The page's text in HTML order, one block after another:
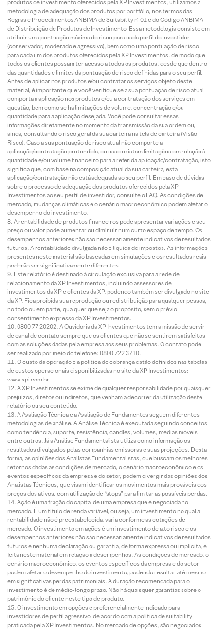
produtos de investimento oferecidos pela XP Investimentos, utilizamos a
metodologia de adequação dos produtos por portfólio, nos termos das
Regras e Procedimentos ANBIMA de Suitability nº 01 e do Código ANBIMA
de Distribuição de Produtos de Investimento. Essa metodologia consiste em
atribuir uma pontuação máxima de risco para cada perfil de investidor
(conservador, moderado e agressivo), bem como uma pontuação de risco
para cada um dos produtos oferecidos pela XP Investimentos, de modo que
todos os clientes possam ter acesso a todos os produtos, desde que dentro
das quantidades e limites da pontuação de risco definidas para o seu perfil.
Antes de aplicar nos produtos e/ou contratar os serviços objeto deste
material, é importante que você verifique se a sua pontuação de risco atual
comporta a aplicação nos produtos e/ou a contratação dos serviços em
questão, bem como se há limitações de volume, concentração e/ou
quantidade para a aplicação desejada. Você pode consultar essas
informações diretamente no momento da transmissão da sua ordem ou,
ainda, consultando o risco geral da sua carteira na tela de carteira (Visão
Risco). Caso a sua pontuação de risco atual não comporte a
aplicação/contratação pretendida, ou caso existam limitações em relação à
quantidade e/ou volume financeiro para a referida aplicação/contratação, isto
significa que, com base na composição atual da sua carteira, esta
aplicação/contratação não está adequada ao seu perfil. Em caso de dúvidas
sobre o processo de adequação dos produtos oferecidos pela XP
Investimentos ao seu perfil de investidor, consulte o FAQ. As condições de
mercado, mudanças climáticas e o cenário macroeconômico podem afetar o
desempenho do investimento.
A rentabilidade de produtos financeiros pode apresentar variações e seu
preço ou valor pode aumentar ou diminuir num curto espaço de tempo. Os
desempenhos anteriores não são necessariamente indicativos de resultados
futuros. A rentabilidade divulgada não é líquida de impostos. As informações
presentes neste material são baseadas em simulações e os resultados reais
poderão ser significativamente diferentes.
Este relatório é destinado à circulação exclusiva para a rede de
relacionamento da XP Investimentos, incluindo assessores de
investimentos da XP e clientes da XP, podendo também ser divulgado no site
da XP. Fica proibida sua reprodução ou redistribuição para qualquer pessoa,
no todo ou em parte, qualquer que seja o propósito, sem o prévio
consentimento expresso da XP Investimentos.
0800 77 20202. A Ouvidoria da XP Investimentos tem a missão de servir
de canal de contato sempre que os clientes que não se sentirem satisfeitos
com as soluções dadas pela empresa aos seus problemas. O contato pode
ser realizado por meio do telefone: 0800 722 3710.
O custo da operação e a política de cobrança estão definidos nas tabelas
de custos operacionais disponibilizadas no site da XP Investimentos:
www.xpi.com.br.
A XP Investimentos se exime de qualquer responsabilidade por quaisquer
prejuízos, diretos ou indiretos, que venham a decorrer da utilização deste
relatório ou seu conteúdo.
A Avaliação Técnica e a Avaliação de Fundamentos seguem diferentes
metodologias de análise. A Análise Técnica é executada seguindo conceitos
como tendência, suporte, resistência, candles, volumes, médias móveis
entre outros. Já a Análise Fundamentalista utiliza como informação os
resultados divulgados pelas companhias emissoras e suas projeções. Desta
forma, as opiniões dos Analistas Fundamentalistas, que buscam os melhores
retornos dadas as condições de mercado, o cenário macroeconômico e os
eventos específicos da empresa e do setor, podem divergir das opiniões dos
Analistas Técnicos, que visam identificar os movimentos mais prováveis dos
preços dos ativos, com utilização de “stops” para limitar as possíveis perdas.
Ação é uma fração do capital de uma empresa que é negociada no
mercado. É um título de renda variável, ou seja, um investimento no qual a
rentabilidade não é preestabelecida, varia conforme as cotações de
mercado. O investimento em ações é um investimento de alto risco e os
desempenhos anteriores não são necessariamente indicativos de resultados
futuros e nenhuma declaração ou garantia, de forma expressa ou implícita, é
feita neste material em relação a desempenhos. As condições de mercado, o
cenário macroeconômico, os eventos específicos da empresa e do setor
podem afetar o desempenho do investimento, podendo resultar até mesmo
em significativas perdas patrimoniais. A duração recomendada para o
investimento é de médio-longo prazo. Não há quaisquer garantias sobre o
patrimônio do cliente neste tipo de produto.
O investimento em opções é preferencialmente indicado para
investidores de perfil agressivo, de acordo com a política de suitability
praticada pela XP Investimentos. No mercado de opções, são negociados